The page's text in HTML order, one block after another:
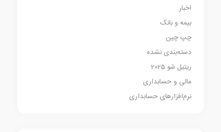
اخبار
بیمه و بانک
چپ چین
دسته‌بندی نشده
ریتیل شو 2025
مالی و حسابداری
نرم‌افزارهای حسابداری